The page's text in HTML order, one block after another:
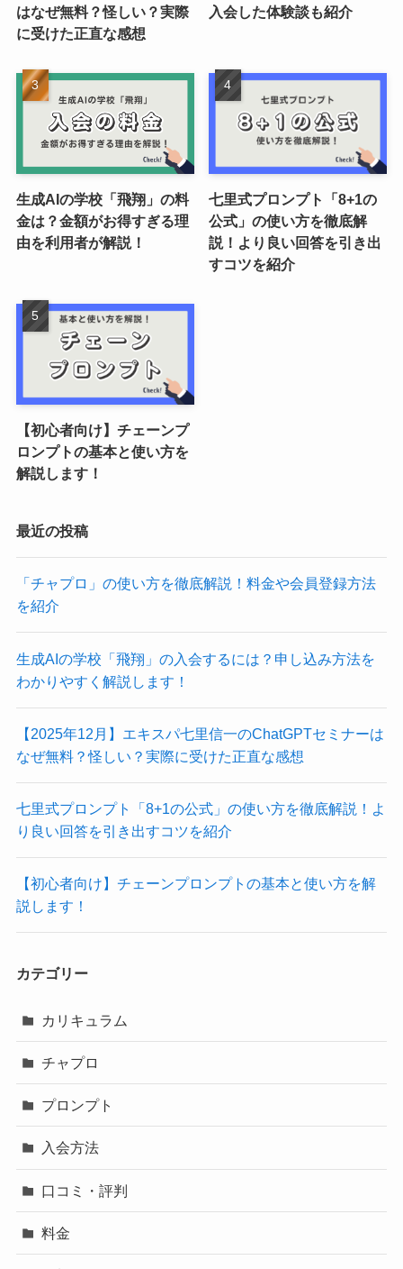
はなぜ無料？怪しい？実際
に受けた正直な感想
入会した体験談も紹介
生成AIの学校「飛翔」の料
金は？金額がお得すぎる理
由を利用者が解説！
七里式プロンプト「8+1の
公式」の使い方を徹底解
説！より良い回答を引き出
すコツを紹介
【初心者向け】チェーンプ
ロンプトの基本と使い方を
解説します！
最近の投稿
「チャプロ」の使い方を徹底解説！料金や会員登録方法
を紹介
生成AIの学校「飛翔」の入会するには？申し込み方法を
わかりやすく解説します！
【2025年12月】エキスパ七里信一のChatGPTセミナーは
なぜ無料？怪しい？実際に受けた正直な感想
七里式プロンプト「8+1の公式」の使い方を徹底解説！よ
り良い回答を引き出すコツを紹介
【初心者向け】チェーンプロンプトの基本と使い方を解
説します！
カテゴリー
カリキュラム
チャプロ
プロンプト
入会方法
口コミ・評判
料金